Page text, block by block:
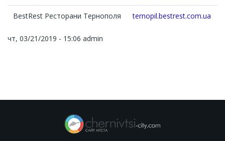
BestRest Ресторани Тернополя ternopil.bestrest.com.ua
чт, 03/21/2019 - 15:06 admin